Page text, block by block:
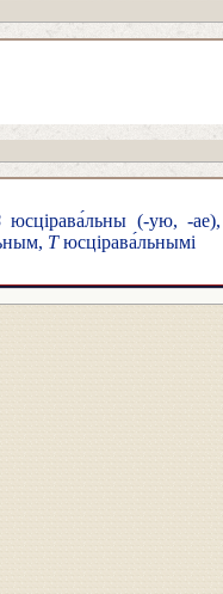
юсцірава́льны (-ую, -ае),
Тюсцірава́льнымі